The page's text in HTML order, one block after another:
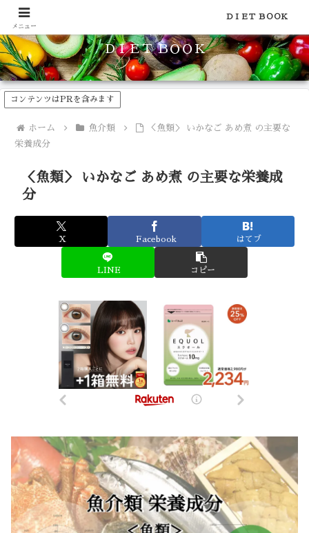
食品のカロリーや糖質などの栄養素がわかる！健康やダイエットに
ＤＩＥＴ ＢＯＯＫ
コンテンツはPRを含みます
ホーム 魚介類
＜魚類＞ いかなご あめ煮 の主要な
栄養成分
＜魚類＞ いかなご あめ煮 の主要な栄養成
分
X Facebook はてブ
LINE コピー
メニュー
ＤＩＥＴ ＢＯＯＫ